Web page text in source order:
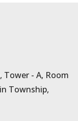
Tower - A, Room
Township,